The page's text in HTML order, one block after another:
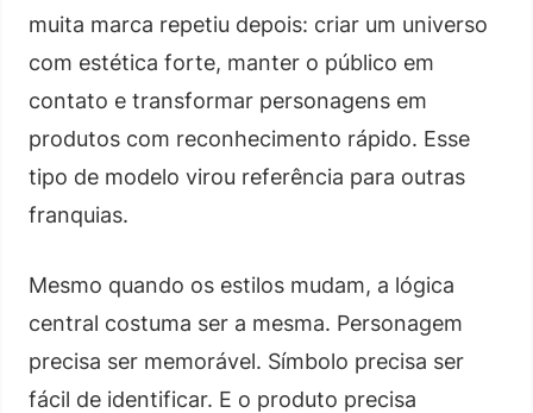
muita marca repetiu depois: criar um universo
com estética forte, manter o público em
contato e transformar personagens em
produtos com reconhecimento rápido. Esse
tipo de modelo virou referência para outras
franquias.
Mesmo quando os estilos mudam, a lógica
central costuma ser a mesma. Personagem
precisa ser memorável. Símbolo precisa ser
fácil de identificar. E o produto precisa